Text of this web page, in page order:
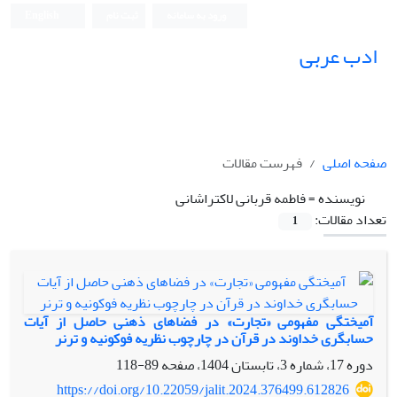
ادب عربی
صفحه اصلی
فهرست مقالات
نویسنده =فاطمه قربانی لاکتراشانی
تعداد مقالات:
1
آمیختگی مفهومی «تجارت» در فضاهای ذهنی حاصل از آیات
حسابگری خداوند در قرآن در چارچوب نظریه فوکونیه و ترنر
دوره 17، شماره 3، تابستان 1404، صفحه
89-118
https://doi.org/10.22059/jalit.2024.376499.612826